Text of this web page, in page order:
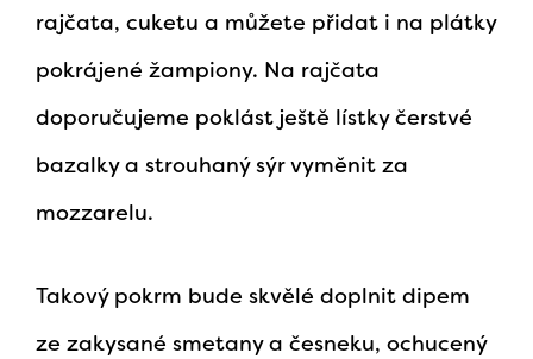
rajčata, cuketu a můžete přidat i na plátky
pokrájené žampiony. Na rajčata
doporučujeme poklást ještě lístky čerstvé
bazalky a strouhaný sýr vyměnit za
mozzarelu.
Takový pokrm bude skvělé doplnit dipem
ze zakysané smetany a česneku, ochucený